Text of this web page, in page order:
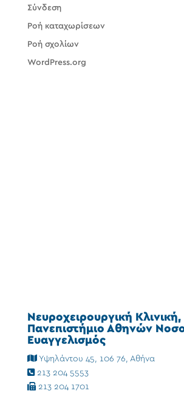
Σύνδεση
Ροή καταχωρίσεων
Ροή σχολίων
WordPress.org
Νευροχειρουργική Κλινική,
Πανεπιστήμιο Αθηνών
Ευαγγελισμός
Υψηλάντου 45, 106 76, Αθήνα
213 204 5553
213 204 1701